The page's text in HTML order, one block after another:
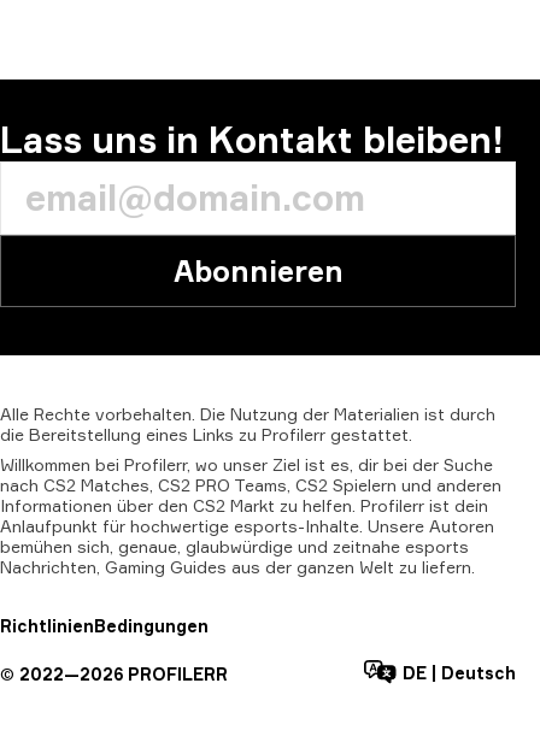
Lass uns in Kontakt bleiben!
Abonnieren
Alle Rechte vorbehalten. Die Nutzung der Materialien ist durch
die Bereitstellung eines Links zu Profilerr gestattet.
Willkommen bei Profilerr, wo unser Ziel ist es, dir bei der Suche
nach CS2 Matches, CS2 PRO Teams, CS2 Spielern und anderen
Informationen über den CS2 Markt zu helfen. Profilerr ist dein
Anlaufpunkt für hochwertige esports-Inhalte. Unsere Autoren
bemühen sich, genaue, glaubwürdige und zeitnahe esports
Nachrichten, Gaming Guides aus der ganzen Welt zu liefern.
RichtlinienBedingungen
© 2022—2026 PROFILERR DE Deutsch